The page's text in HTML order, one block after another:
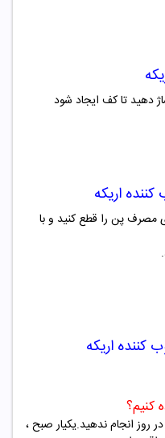
تا کف ایجاد شود
اریکه
پن را قطع کنید و با
کننده اریکه
کنیم؟
از شوینده ها را بیش از 2-3 بار در روز انجام ندهید.یکیار صبح ،